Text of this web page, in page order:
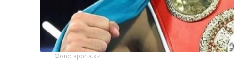
Фото: sports.kz